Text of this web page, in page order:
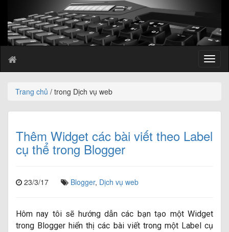
T
o
e
a
v
n
Trang chủ / trong Dịch vụ web
Thêm Widget các bài viết theo Label
cụ thể trong Blogger
23/3/17 Blogger, Dịch vụ web
Hôm nay tôi sẽ hướng dẫn các bạn tạo một Widget
trong Blogger hiển thị các bài viết trong một Label cụ